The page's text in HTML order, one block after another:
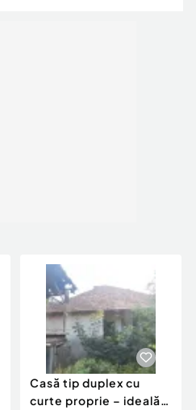
Casă tip duplex cu
curte proprie – ideală